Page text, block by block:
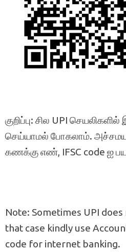
குறிப்பு: சில UPI
செய்யாமல் போகலாம்.
கணக்கு எண், IFSC code ஐ
Note: Sometimes UPI
that case kindly use
code for internet banking.